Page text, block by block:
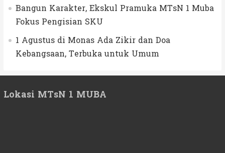
Bangun Karakter, Ekskul Pramuka MTsN 1 Muba
Fokus Pengisian SKU
1 Agustus di Monas Ada Zikir dan Doa
Kebangsaan, Terbuka untuk Umum
Lokasi MTsN 1 MUBA